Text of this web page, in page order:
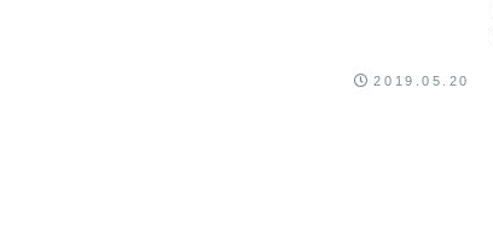
2019.05.20